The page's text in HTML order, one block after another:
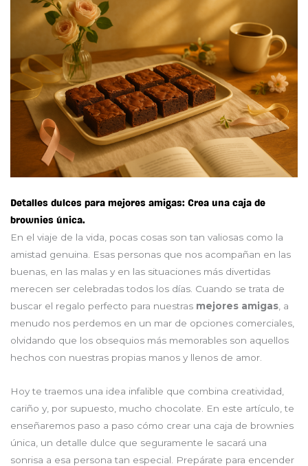
Detalles dulces para mejores amigas: Crea una caja de
brownies única.
En el viaje de la vida, pocas cosas son tan valiosas como la
amistad genuina. Esas personas que nos acompañan en las
buenas, en las malas y en las situaciones más divertidas
merecen ser celebradas todos los días. Cuando se trata de
buscar el regalo perfecto para nuestras mejores amigas , a
menudo nos perdemos en un mar de opciones comerciales,
olvidando que los obsequios más memorables son aquellos
hechos con nuestras propias manos y llenos de amor.
Hoy te traemos una idea infalible que combina creatividad,
cariño y, por supuesto, mucho chocolate. En este artículo, te
enseñaremos paso a paso cómo crear una caja de brownies
única, un detalle dulce que seguramente le sacará una
sonrisa a esa persona tan especial. Prepárate para encender